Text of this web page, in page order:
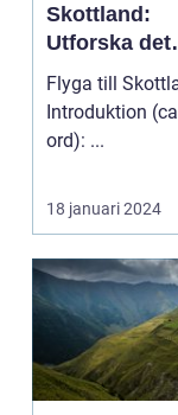
Skottland:
Utforska det
majestätiska
landet
Flyga till
Introduktion
ord): ...
18 januari 2024